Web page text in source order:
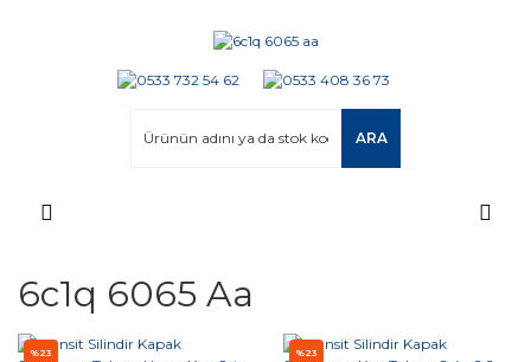
ARA
6c1q 6065 Aa
%23 %23